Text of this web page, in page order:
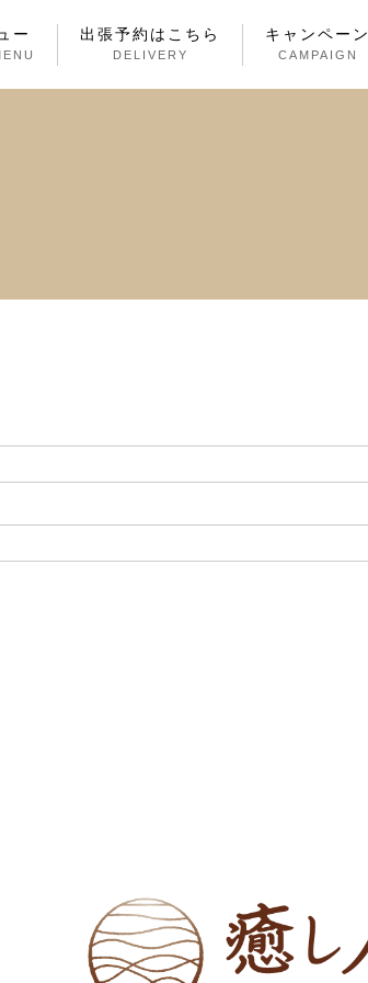
ー 出張予約はこちら
DELIVERY
キャンペーン
CAMPAIGN